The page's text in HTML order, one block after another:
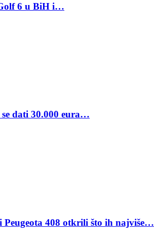
6 u BiH i…
dati 30.000 eura…
Peugeota 408 otkrili što ih najviše…